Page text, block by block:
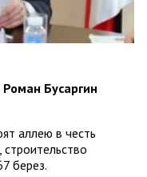
Бусаргин
аллею в честь
берез.